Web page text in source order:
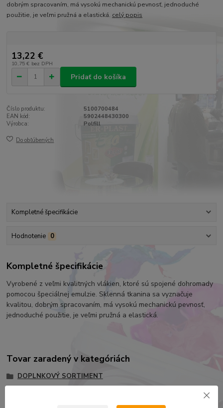
dobrým spracovaním, má vysokú mechanickú pevnosť, jednoduché
použitie, je veľmi pružná a elastická. celý popis
13,22 €
10,75 € bez DPH
Pridať do košíka
Číslo produktu:
5100700484
EAN kód:
5902448430300
Výrobca:
Polfill
Do obľúbených
Kompletné špecifikácie
Hodnotenie 0
Kompletné špecifikácie
Vyrobené z veľmi kvalitných vlákien, ktoré sú spojené dohromady
pomocou špeciálnej emulzie. Sklenná tkanina sa vyznačuje
kvalitou, dobrým spracovaním, má vysokú mechanickú pevnosť,
jednoduché použitie, je veľmi pružná a elastická.
Tovar zaradený v kategóriách
DOPLNKOVÝ SORTIMENT